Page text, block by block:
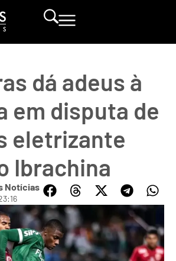
dá adeus à
em disputa de
eletrizante
Ibrachina
Notícias